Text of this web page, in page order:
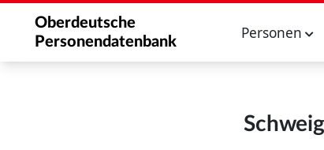
Oberdeutsche
Personendatenbank
Personen